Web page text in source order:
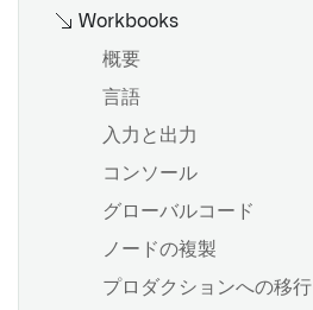
集約データへの切り替え
分析の共有と共同作業
結果を共有する
概要
ボードを追加する
データのフィルター処理
データ型
データモデル
分析ツールバーの使用
キャンバスモードの使用
グラフモードの使用
設定の構成
分析を保存し、共有する
概要
Workbooks
概要
言語
入力と出力
コンソール
グローバルコード
ノードの複製
プロダクションへの移行